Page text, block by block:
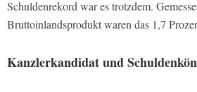
Schuldenrekord war es trotzdem.
Bruttoinlandsprodukt waren das 1,7
Kanzlerkandidat und